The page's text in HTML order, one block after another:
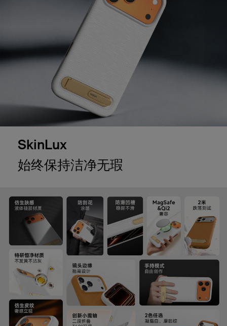
SkinLux
始终保持洁净无瑕